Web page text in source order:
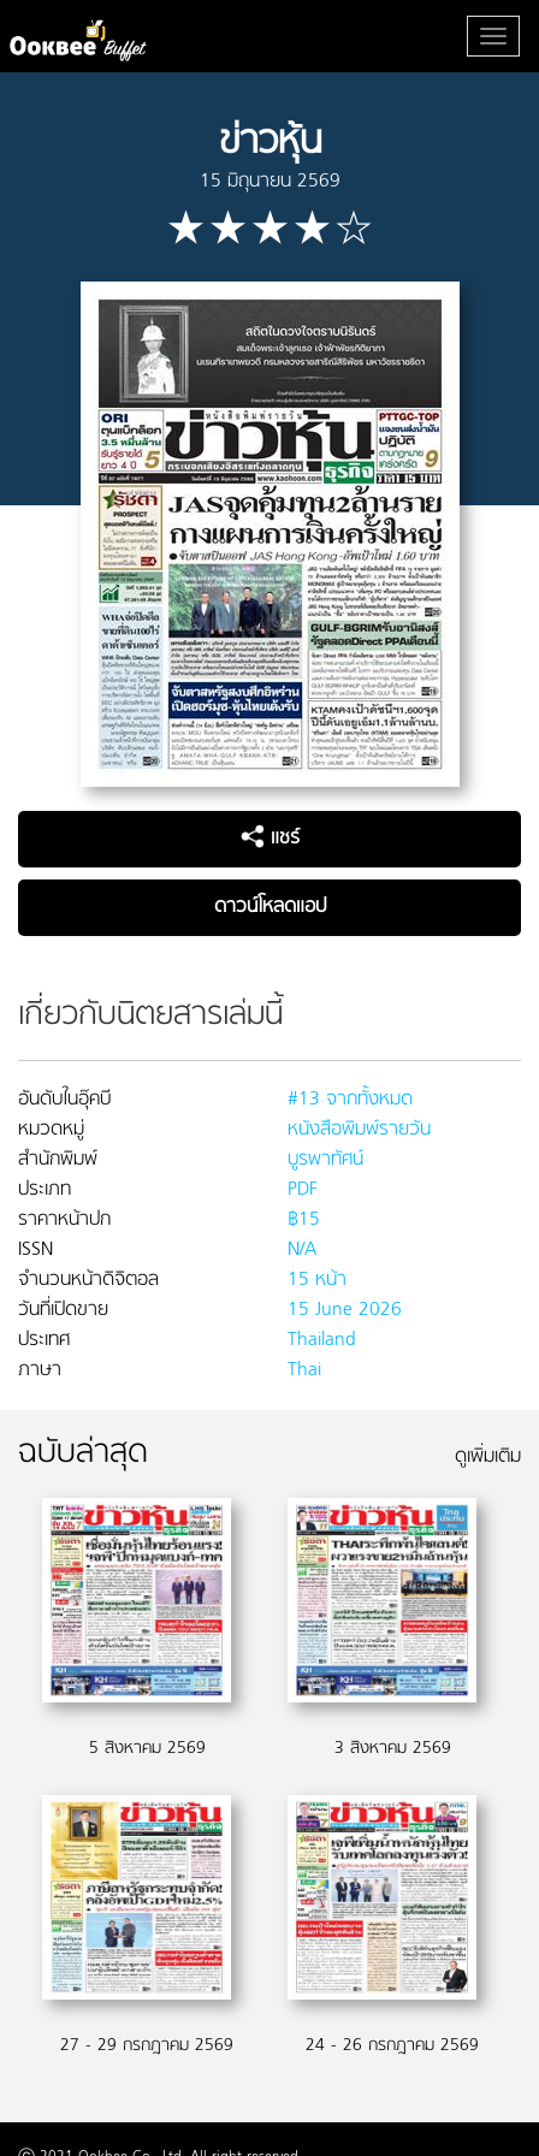
ข่าวหุ้น
15 มิถุนายน 2569
แชร์
ดาวน์โหลดแอป
เกี่ยวกับนิตยสารเล่มนี้
อันดับในอุ๊คบี
#13 จากทั้งหมด
หมวดหมู่
หนังสือพิมพ์รายวัน
สำนักพิมพ์
บูรพาทัศน์
ประเภท
PDF
ราคาหน้าปก
฿15
ISSN
N/A
จำนวนหน้าดิจิตอล
15 หน้า
วันที่เปิดขาย
15 June 2026
ประเทศ
Thailand
ภาษา
Thai
ฉบับล่าสุด ดูเพิ่มเติม
5 สิงหาคม 2569 3 สิงหาคม 2569
27 - 29 กรกฎาคม 2569 24 - 26 กรกฎาคม 2569